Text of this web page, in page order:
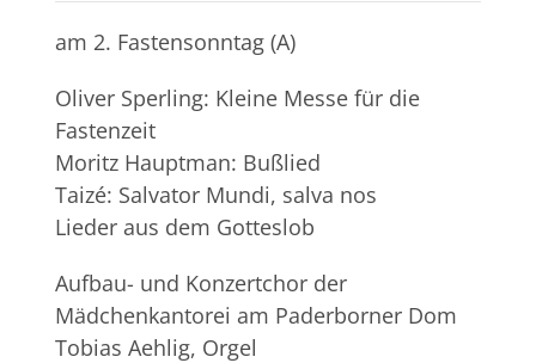
am 2. Fastensonntag (A)
Oliver Sperling: Kleine Messe für die
Fastenzeit
Moritz Hauptman: Bußlied
Taizé: Salvator Mundi, salva nos
Lieder aus dem Gotteslob
Aufbau- und Konzertchor der
Mädchenkantorei am Paderborner Dom
Tobias Aehlig, Orgel